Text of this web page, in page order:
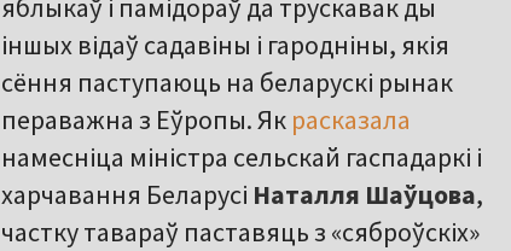
яблыкаў і памідораў да трускавак ды
іншых відаў садавіны і гародніны, якія
сёння паступаюць на беларускі рынак
пераважна з Еўропы. Як расказала
намесніца міністра сельскай гаспадаркі і
харчавання Беларусі Наталля Шаўцова,
частку тавараў паставяць з «сяброўскіх»